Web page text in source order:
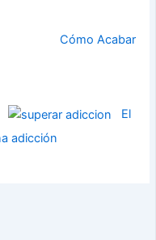
Cómo Acabar
El
adicción